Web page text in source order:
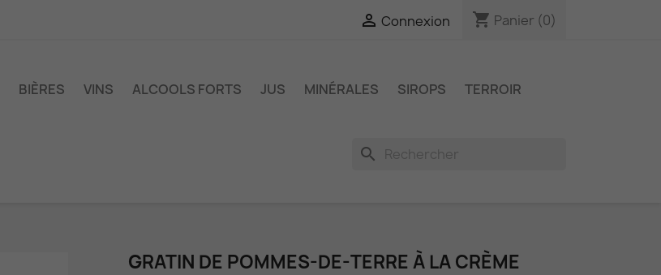
 Connexion shopping_cart Panier (0)
BIÈRES VINS ALCOOLS FORTS JUS MINÉRALES SIROPS
TERROIR
search
GRATIN DE POMMES-DE-TERRE À LA CRÈME